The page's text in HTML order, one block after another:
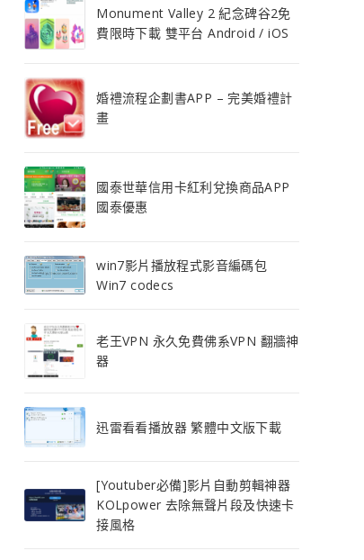
Monument Valley 2 紀念碑谷2免
費限時下載 雙平台 Android / iOS
婚禮流程企劃書APP – 完美婚禮計
畫
國泰世華信用卡紅利兌換商品APP
國泰優惠
win7影片播放程式影音編碼包
Win7 codecs
老王VPN 永久免費佛系VPN 翻牆神
器
迅雷看看播放器 繁體中文版下載
[Youtuber必備]影片自動剪輯神器
KOLpower 去除無聲片段及快速卡
接風格